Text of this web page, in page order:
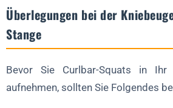
Überlegungen bei der
Stange
Bevor Sie Curlbar-Squats in Ihr
aufnehmen, sollten Sie Folgendes